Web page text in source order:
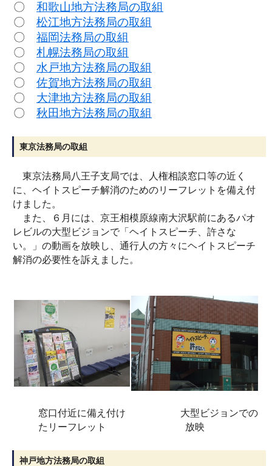
〇 和歌山地方法務局の取組
〇 松江地方法務局の取組
〇 福岡法務局の取組
〇 札幌法務局の取組
〇 水戸地方法務局の取組
〇 佐賀地方法務局の取組
〇 大津地方法務局の取組
〇 秋田地方法務局の取組
東京法務局の取組
東京法務局八王子支局では、人権相談窓口等の近く
に、ヘイトスピーチ解消のためのリーフレットを備え付
けました。
また、６月には、京王相模原線南大沢駅前にあるパオ
レビルの大型ビジョンで「ヘイトスピーチ、許さな
い。」の動画を放映し、通行人の方々にヘイトスピーチ
解消の必要性を訴えました。
窓口付近に備え付け
たリーフレット
大型ビジョンでの
放映
神戸地方法務局の取組